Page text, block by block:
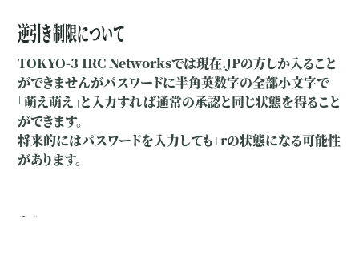
逆引き制限について
TOKYO-3 IRC Networksでは現在.JPの方しか入ること
ができませんがパスワードに半角英数字の全部小文字で
「萌え萌え」と入力すれば通常の承認と同じ状態を得ること
ができます。
将来的にはパスワードを入力しても+rの状態になる可能性
があります。
常駐について